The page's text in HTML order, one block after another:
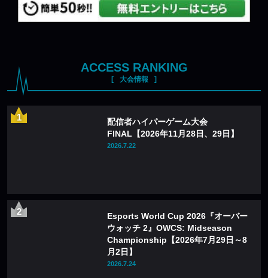
ACCESS RANKING
大会情報
配信者ハイパーゲーム大会
FINAL【2026年11月28日、29日】
2026.7.22
Esports World Cup 2026『オーバー
ウォッチ 2』OWCS: Midseason
Championship【2026年7月29日～8
月2日】
2026.7.24